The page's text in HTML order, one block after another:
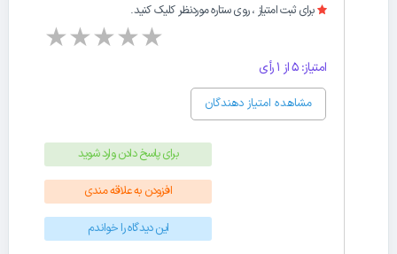
برای ثبت امتیاز ، روی ستاره موردنظر کلیک کنید.
★★★★★
امتیاز: 5 از 1 رأی
مشاهده امتیاز دهندگان
برای پاسخ دادن وارد شوید
افزودن به علاقه مندی
این دیدگاه را خواندم